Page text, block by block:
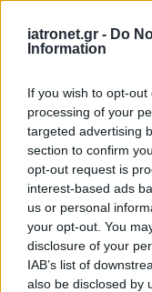
iatronet.gr - Do
Information
If you wish to opt-
processing of your
targeted advertising
section to confirm
opt-out request is
interest-based ads
us or personal
your opt-out. You
disclosure of your
IAB’s list of
also be disclosed by